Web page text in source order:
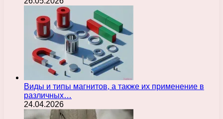
Виды и типы магнитов, а также их применение в
различных…
24.04.2026